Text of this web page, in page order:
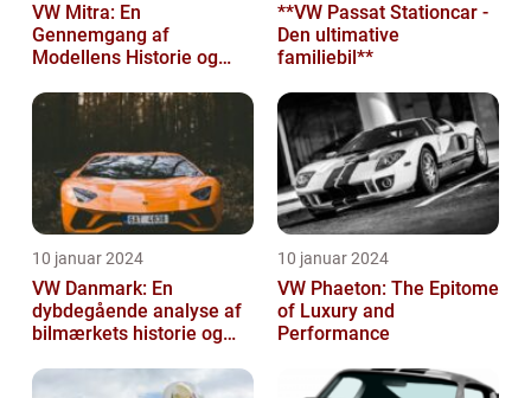
VW Mitra: En
Gennemgang af
Modellens Historie og
Bilentusiaster
**VW Passat Stationcar -
Den ultimative
familiebil**
10 januar 2024
VW Danmark: En
dybdegående analyse af
bilmærkets historie og
10 januar 2024
VW Phaeton: The Epitome
of Luxury and
Performance